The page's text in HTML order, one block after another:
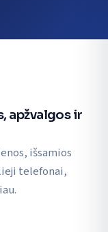
apžvalgos ir
išsamios
telefonai,